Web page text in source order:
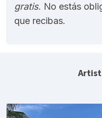
gratis. No estás
que recibas.